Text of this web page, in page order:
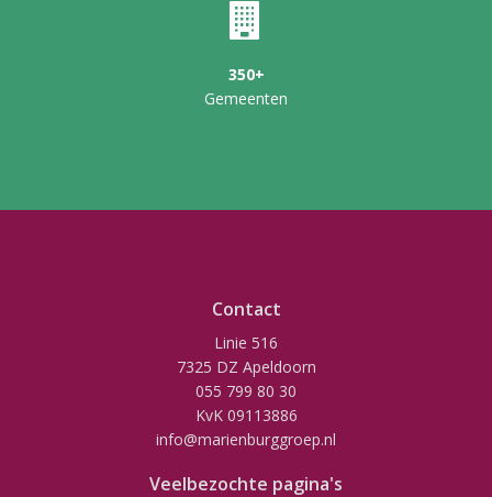
350+
Gemeenten
Contact
Linie 516
7325 DZ Apeldoorn
055 799 80 30
KvK 09113886
info@marienburggroep.nl
Veelbezochte pagina's